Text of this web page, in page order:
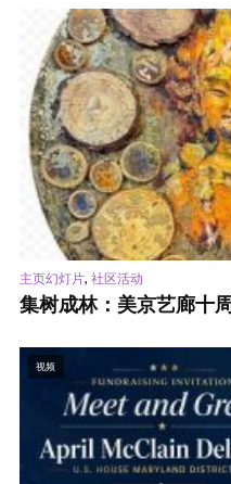
主页幻灯片, 社区活动
集树成林：美京艺廊十
视频